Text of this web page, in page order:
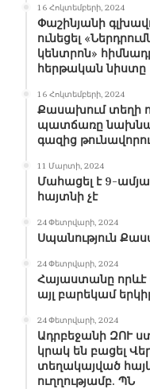
16 Հոկտեմբերի, 2024
Փաշինյանի
ունեցել
կենտրոն»
հերթական նիստը
16 Հոկտեմբերի, 2024
Քասախում տեղի
պատճառը
գազից
11 Մարտի, 2024
Մահացել է 9-
հայտնի չէ
24 Փետրվարի, 2024
Սպանություն
24 Փետրվարի, 2024
Հայաստանը որևէ
այլ բարեկամ
24 Փետրվարի, 2024
Ադրբեջանի ԶՈՒ
կրակ են բացել
տեղակայված
ուղղությամբ. ՊՆ